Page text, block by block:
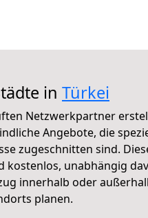
in Türkei
Netzwerkpartner
Angebote, die
zugeschnitten sind.
kostenlos, unabhängig
innerhalb oder
planen.